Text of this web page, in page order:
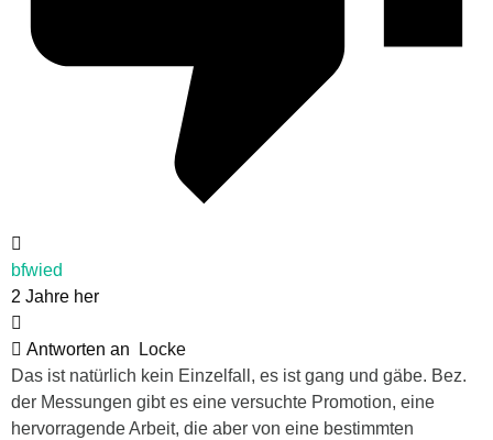
bfwied
2 Jahre her
Antworten an
Locke
Das ist natürlich kein Einzelfall, es ist gang und gäbe. Bez.
der Messungen gibt es eine versuchte Promotion, eine
hervorragende Arbeit, die aber von eine bestimmten